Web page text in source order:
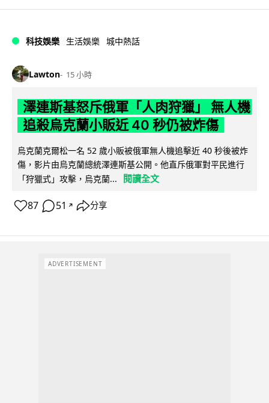
科技娛樂 生活娛樂 城中熱話
Lawton 15 小時
澤連斯基怒斥俄軍「人肉狩獵」 無人機
追殺烏克蘭小販近 40 秒仍被炸傷
烏克蘭克爾松一名 52 歲小販被俄軍無人機追擊近 40 秒後被炸
傷，影片由烏克蘭總統澤連斯基公開。他直斥俄軍對平民進行
「狩獵式」攻擊，烏克蘭...
閱讀全文
87 51 ↗ 分享
ADVERTISEMENT